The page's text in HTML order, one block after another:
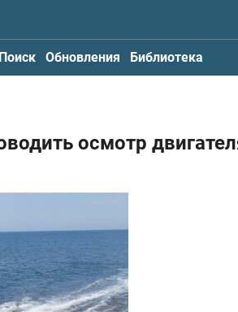
Поиск Обновления Библиотека
осмотр